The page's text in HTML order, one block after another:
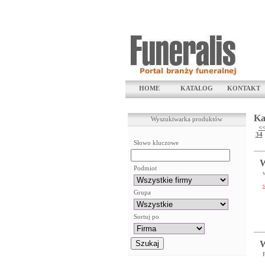
HOME KATALOG KONTAKT
Wyszukiwarka produktów
Słowo kluczowe
Podmiot
Grupa
Sortuj po
<<
34